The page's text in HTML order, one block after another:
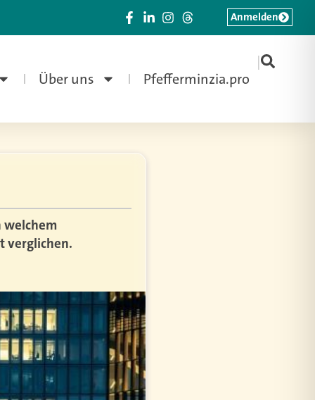
Über uns Pfefferminzia.pro
|
Anmelden
welchem
verglichen.